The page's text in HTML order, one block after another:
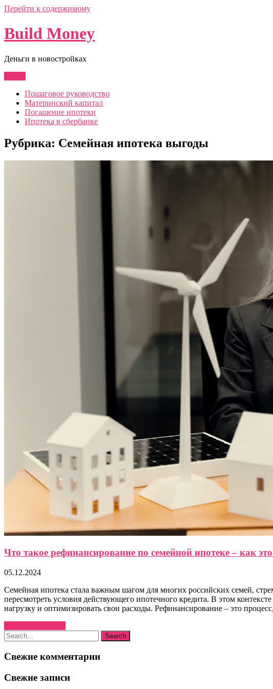
Перейти к содержимому
Build Money
Деньги в новостройках
Пошаговое руководство
Материнский капитал
Погашение ипотеки
Ипотека в сбербанке
Рубрика: Семейная ипотека выгоды
Что такое рефинансирование по семейной ипотеке – как
05.12.2024
Семейная ипотека стала важным шагом для многих российских семей,
пересмотреть условия действующего ипотечного кредита. В этом
нагрузку и оптимизировать свои расходы. Рефинансирование – это
Свежие комментарии
Свежие записи